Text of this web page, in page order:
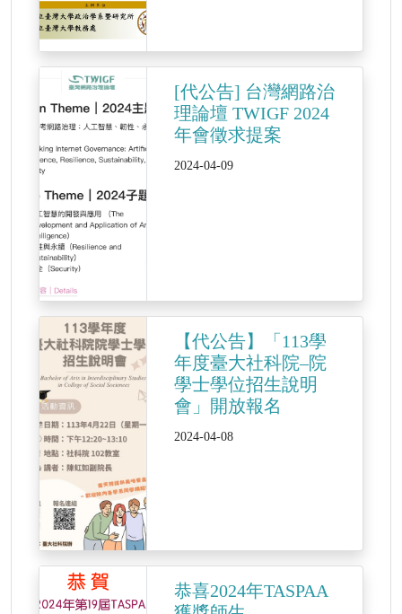
[代公告] 台灣網路治
理論壇 TWIGF 2024
年會徵求提案
2024-04-09
【代公告】「113學
年度臺大社科院–院
學士學位招生說明
會」開放報名
2024-04-08
恭喜2024年TASPAA